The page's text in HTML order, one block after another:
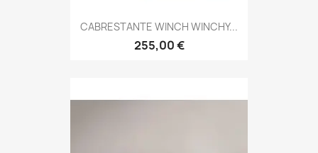
CABRESTANTE WINCH WINCHY...
255,00 €